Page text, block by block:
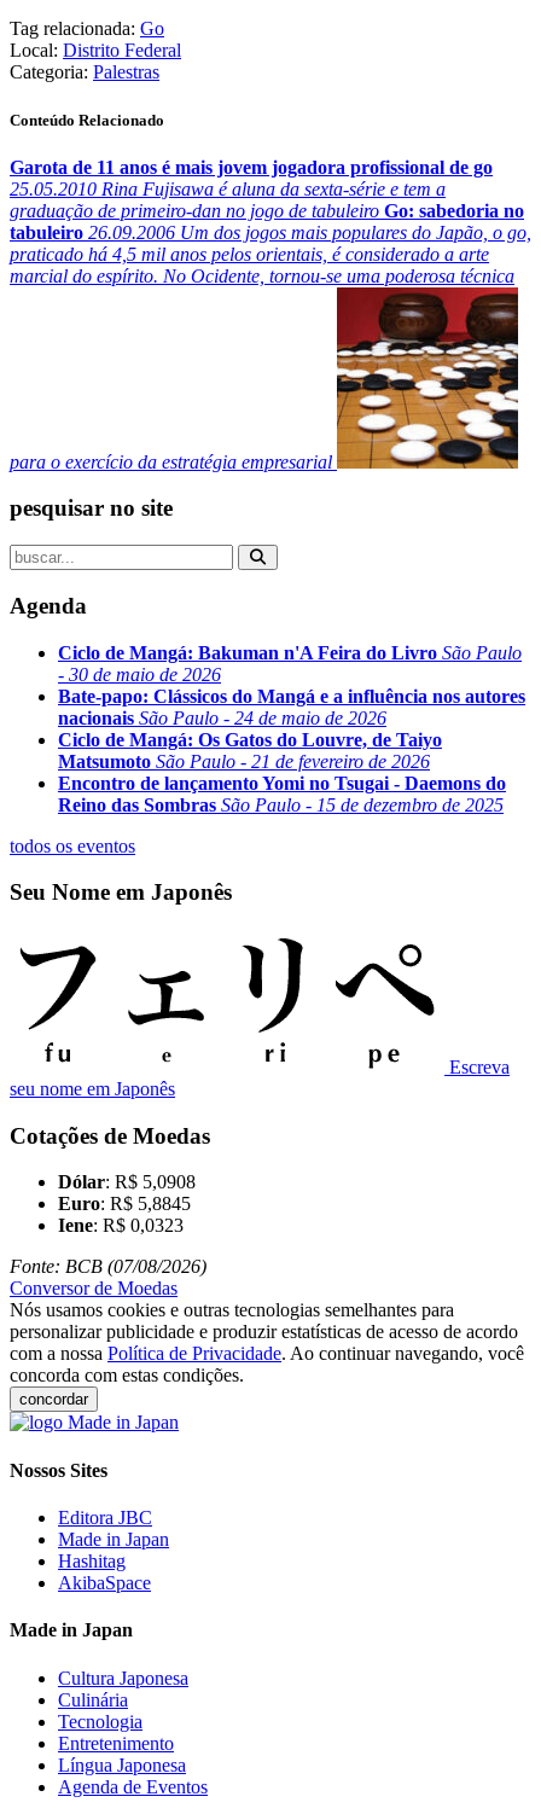
Tag relacionada: Go
Local: Distrito Federal
Categoria: Palestras
Conteúdo Relacionado
Garota de 11 anos é mais jovem jogadora profissional de go
25.05.2010 Rina Fujisawa é aluna da sexta-série e tem a
graduação de primeiro-dan no jogo de tabuleiro Go: sabedoria no
tabuleiro 26.09.2006 Um dos jogos mais populares do Japão, o go,
praticado há 4,5 mil anos pelos orientais, é considerado a arte
marcial do espírito. No Ocidente, tornou-se uma poderosa técnica
para o exercício da estratégia empresarial
pesquisar no site
Agenda
Ciclo de Mangá: Bakuman n'A Feira do Livro São Paulo
- 30 de maio de 2026
Bate-papo: Clássicos do Mangá e a influência nos autores
nacionais São Paulo - 24 de maio de 2026
Ciclo de Mangá: Os Gatos do Louvre, de Taiyo
Matsumoto São Paulo - 21 de fevereiro de 2026
Encontro de lançamento Yomi no Tsugai - Daemons do
Reino das Sombras São Paulo - 15 de dezembro de 2025
todos os eventos
Seu Nome em Japonês
Escreva
seu nome em Japonês
Cotações de Moedas
Dólar: R$ 5,0908
Euro: R$ 5,8845
Iene: R$ 0,0323
Fonte: BCB (07/08/2026)
Conversor de Moedas
Nós usamos cookies e outras tecnologias semelhantes para
personalizar publicidade e produzir estatísticas de acesso de acordo
com a nossa Política de Privacidade. Ao continuar navegando, você
concorda com estas condições.
concordar
Nossos Sites
Editora JBC
Made in Japan
Hashitag
AkibaSpace
Made in Japan
Cultura Japonesa
Culinária
Tecnologia
Entretenimento
Língua Japonesa
Agenda de Eventos